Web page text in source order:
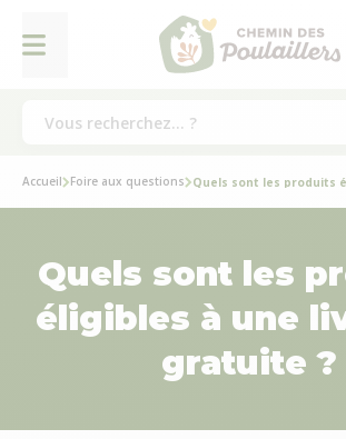
Accueil Foire aux questions Quels sont les produits
Quels sont les
éligibles à une
gratuite ?